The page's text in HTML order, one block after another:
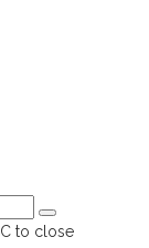
to close